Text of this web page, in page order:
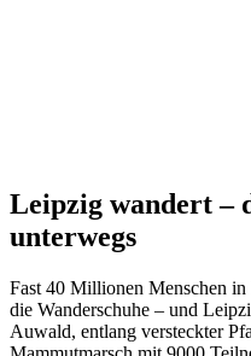
Leipzig wandert –
unterwegs
Fast 40 Millionen Menschen
die Wanderschuhe – und
Auwald, entlang versteckter